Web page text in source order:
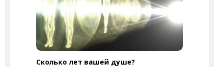
Cколько лет вашей душе?